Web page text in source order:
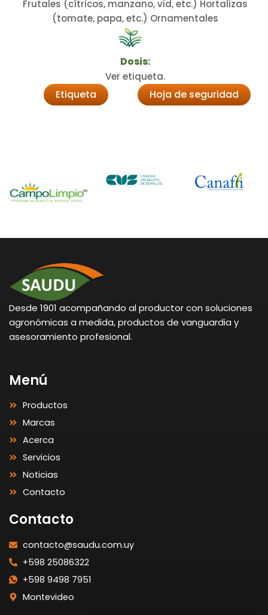
Frutales (cítricos, manzano, vid, etc.) Hortalizas
(tomate, papa, etc.) Ornamentales
Dosis:
Ver etiqueta.
Etiqueta Hoja de seguridad
Desde 1901 acompañando al productor con soluciones
agronómicas a medida, productos de vanguardia y
asesoramiento profesional.
Menú
Productos
Marcas
Acerca
Servicios
Noticias
Contacto
Contacto
contacto@saudu.com.uy
+598 25086322
+598 9498 7951
Montevideo